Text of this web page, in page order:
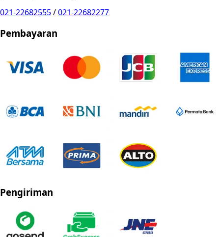
021-22682555/021-22682277
Pembayaran
Pengiriman